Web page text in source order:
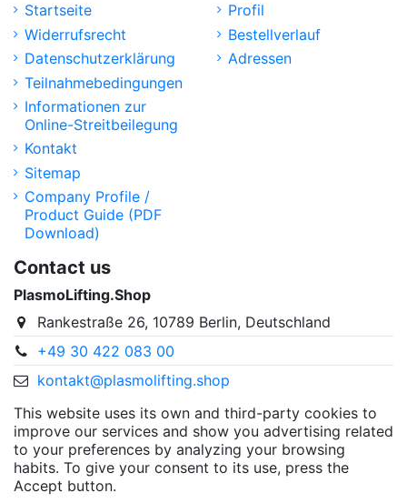
Startseite
Widerrufsrecht
Datenschutzerklärung
Teilnahmebedingungen
Informationen zur
Online-Streitbeilegung
Kontakt
Sitemap
Company Profile /
Product Guide (PDF
Download)
Profil
Bestellverlauf
Adressen
Contact us
PlasmoLifting.Shop
Rankestraße 26, 10789 Berlin, Deutschland
+49 30 422 083 00
kontakt@plasmolifting.shop
This website uses its own and third-party cookies to
improve our services and show you advertising related
to your preferences by analyzing your browsing
habits. To give your consent to its use, press the
Accept button.